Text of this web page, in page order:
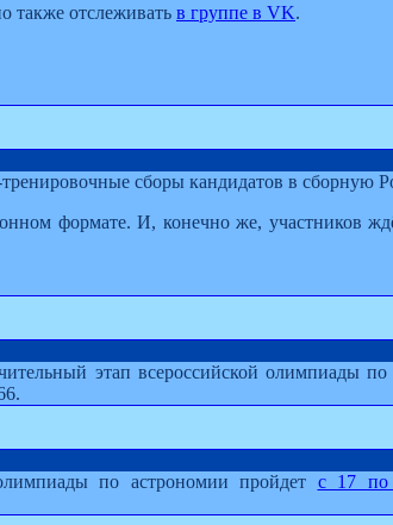
отслеживать в группе в VK.
сборы кандидатов в сборную
формате. И, конечно же, участников
этап всероссийской олимпиады по
по астрономии пройдет с 17 по